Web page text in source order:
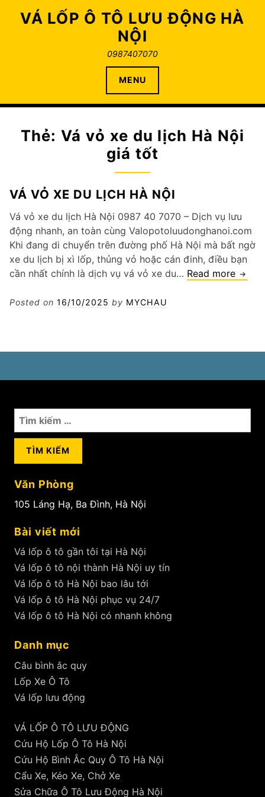
VÁ LỐP Ô TÔ LƯU ĐỘNG HÀ
NỘI
0987407070
MENU
Thẻ: Vá vỏ xe du lịch Hà Nội
giá tốt
VÁ VỎ XE DU LỊCH HÀ NỘI
Vá vỏ xe du lịch Hà Nội 0987 40 7070 – Dịch vụ lưu
động nhanh, an toàn cùng Valopotoluudonghanoi.com
Khi đang di chuyển trên đường phố Hà Nội mà bất ngờ
xe du lịch bị xì lốp, thủng vỏ hoặc cán đinh, điều bạn
cần nhất chính là dịch vụ vá vỏ xe du… Read more Vá
Posted on 16/10/2025 by MYCHAU
Tìm
kiếm
cho:
Văn Phòng
105 Láng Hạ, Ba Đình, Hà Nội
Bài viết mới
Vá lốp ô tô gần tôi tại Hà Nội
Vá lốp ô tô nội thành Hà Nội uy tín
Vá lốp ô tô Hà Nội bao lâu tới
Vá lốp ô tô Hà Nội phục vụ 24/7
Vá lốp ô tô Hà Nội có nhanh không
Danh mục
Câu bình ắc quy
Lốp Xe Ô Tô
Vá lốp lưu động
VÁ LỐP Ô TÔ LƯU ĐỘNG
Cứu Hộ Lốp Ô Tô Hà Nội
Cứu Hộ Bình Ắc Quy Ô Tô Hà Nội
Cẩu Xe, Kéo Xe, Chở Xe
Sửa Chữa Ô Tô Lưu Động Hà Nội